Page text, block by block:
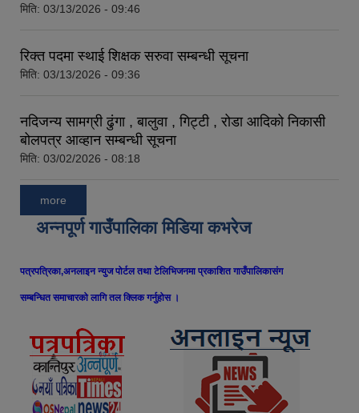
मिति: 03/13/2026 - 09:46
रिक्त पदमा स्थाई शिक्षक सरुवा सम्बन्धी सूचना
मिति: 03/13/2026 - 09:36
नदिजन्य सामग्री ढुंगा , बालुवा , गिट्टी , रोडा आदिको निकासी
बोलपत्र आव्हान सम्बन्धी सूचना
मिति: 03/02/2026 - 08:18
more
अन्नपूर्ण गाउँपालिका मिडिया कभरेज
पत्रपत्रिका,अनलाइन न्युज पोर्टल तथा टेलिभिजनमा प्रकाशित गाउँपालिकासंग
सम्बन्धित समाचारको लागि तल क्लिक गर्नुहोस ।